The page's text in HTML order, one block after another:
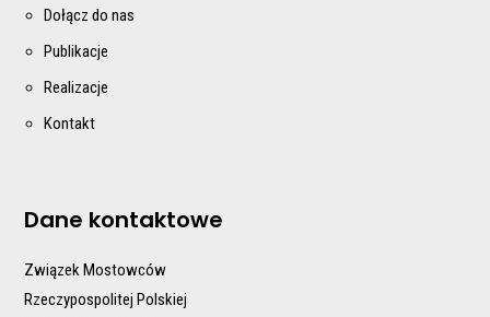
Dołącz do nas
Publikacje
Realizacje
Kontakt
Dane kontaktowe
Związek Mostowców
Rzeczypospolitej Polskiej